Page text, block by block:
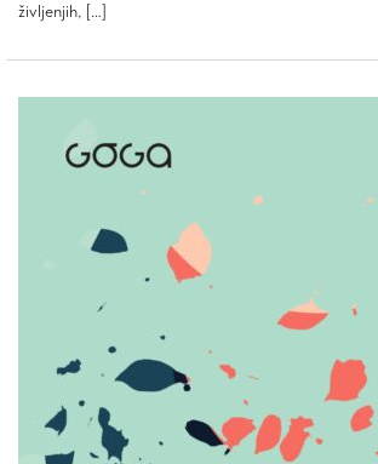
življenjih, […]